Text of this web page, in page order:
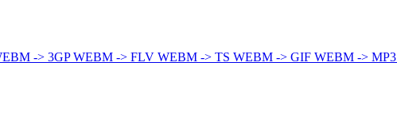
-> 3GPWEBM -> FLV WEBM -> TS WEBM -> GIF WEBM -> MP3